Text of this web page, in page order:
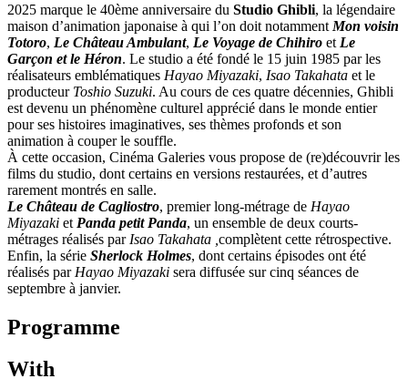
2025 marque le 40ème anniversaire du Studio Ghibli, la légendaire
maison d’animation japonaise à qui l’on doit notamment Mon voisin
Totoro, Le Château Ambulant, Le Voyage de Chihiro et Le
Garçon et le Héron. Le studio a été fondé le 15 juin 1985 par les
réalisateurs emblématiques Hayao Miyazaki, Isao Takahata et le
producteur Toshio Suzuki. Au cours de ces quatre décennies, Ghibli
est devenu un phénomène culturel apprécié dans le monde entier
pour ses histoires imaginatives, ses thèmes profonds et son
animation à couper le souffle.
À cette occasion, Cinéma Galeries vous propose de (re)découvrir les
films du studio, dont certains en versions restaurées, et d’autres
rarement montrés en salle.
Le Château de Cagliostro, premier long-métrage de Hayao
Miyazaki et Panda petit Panda, un ensemble de deux courts-
métrages réalisés par Isao Takahata , complètent cette rétrospective.
Enfin, la série Sherlock Holmes, dont certains épisodes ont été
réalisés par Hayao Miyazaki sera diffusée sur cinq séances de
septembre à janvier.
Programme
With